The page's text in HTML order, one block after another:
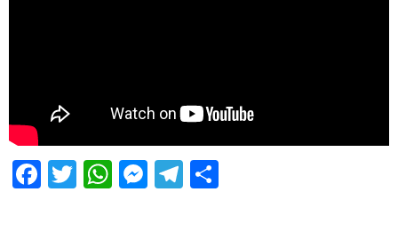
F
T
W M T